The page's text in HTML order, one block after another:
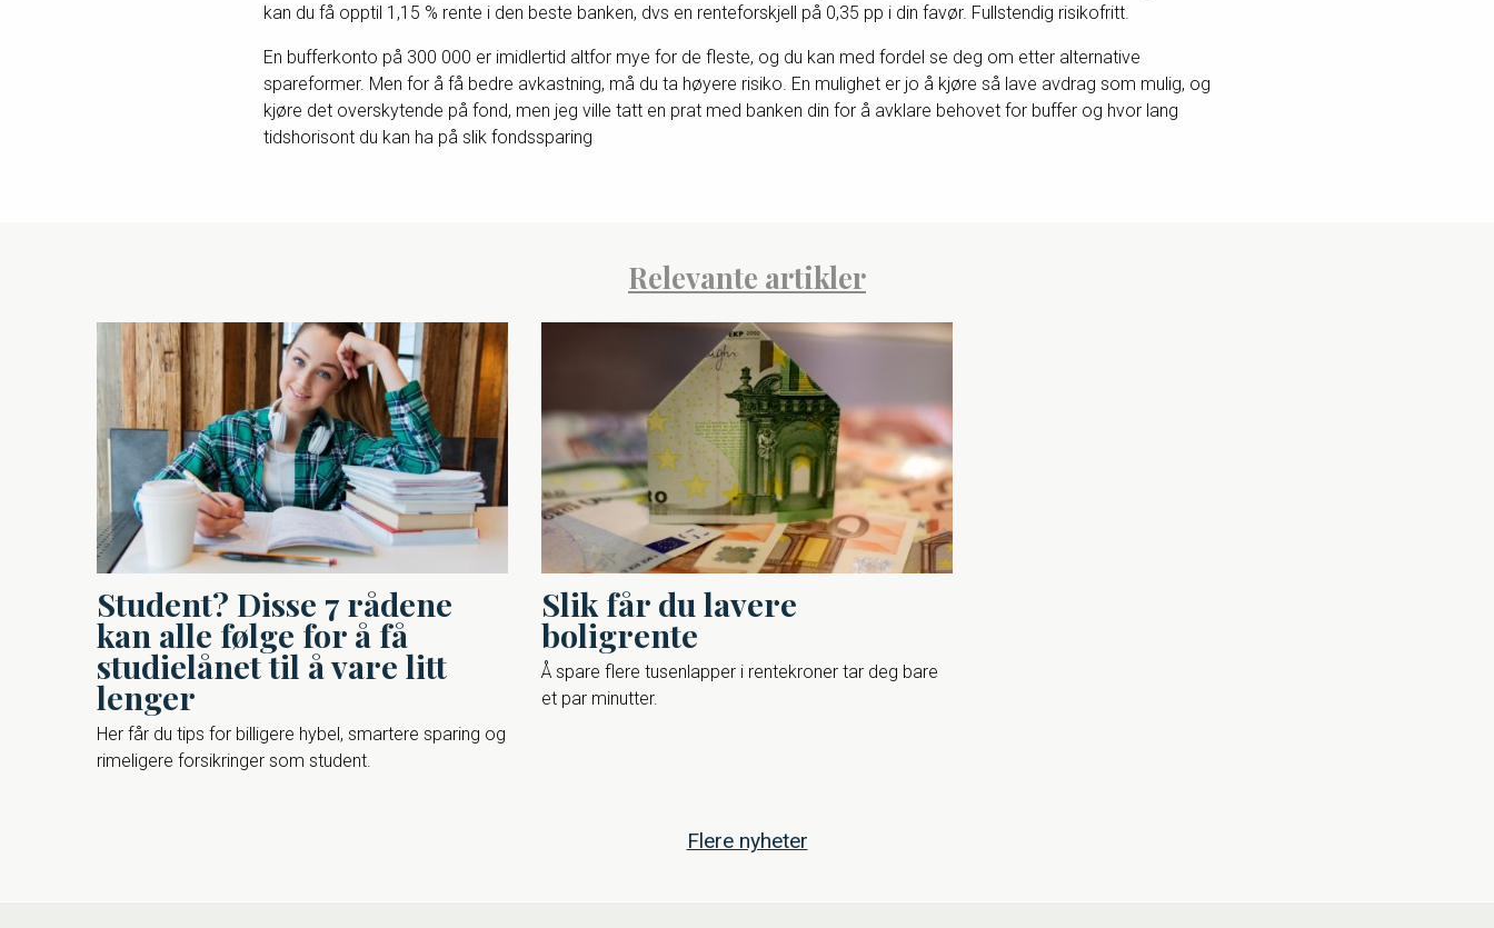
kan du få opptil 1,15 % rente i den beste banken, dvs en renteforskjell på 0,35 pp i din favør. Fullstendig risikofritt.
En bufferkonto på 300 000 er imidlertid altfor mye for de fleste, og du kan med fordel se deg om etter alternative
spareformer. Men for å få bedre avkastning, må du ta høyere risiko. En mulighet er jo å kjøre så lave avdrag som mulig, og
kjøre det overskytende på fond, men jeg ville tatt en prat med banken din for å avklare behovet for buffer og hvor lang
tidshorisont du kan ha på slik fondssparing
Relevante artikler
Student? Disse 7 rådene
kan alle følge for å få
studielånet til å vare litt
lenger
Her får du tips for billigere hybel, smartere sparing og
rimeligere forsikringer som student.
Slik får du lavere
boligrente
Å spare flere tusenlapper i rentekroner tar deg bare
et par minutter.
Flere nyheter